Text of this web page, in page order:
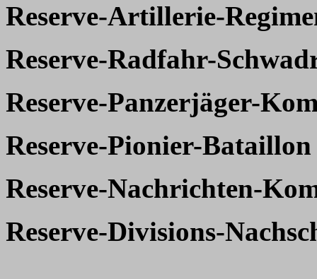
Reserve-Artillerie-
Reserve-Radfahr-
Reserve-Panzerjäger-
Reserve-Pionier-Bataillon
Reserve-Nachrichten-
Reserve-Divisions-